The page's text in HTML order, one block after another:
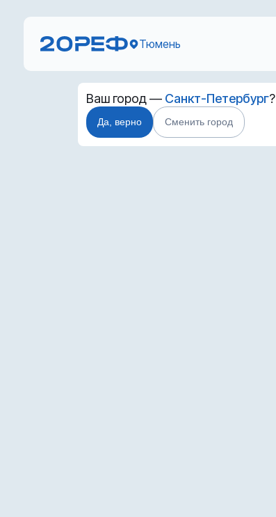
Тюмень
Ваш город — Санкт-Петербург?
Да, верно Сменить город